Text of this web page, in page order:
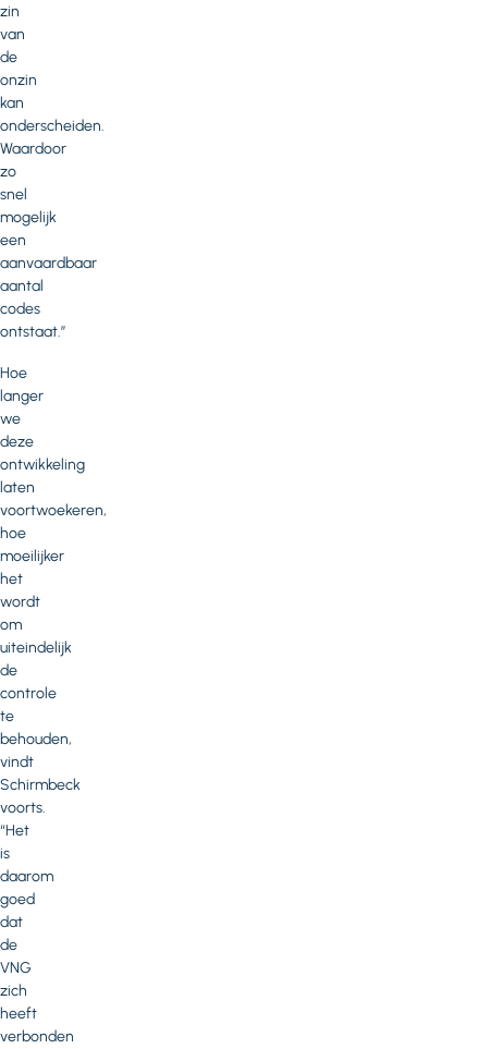
zin
van
de
onzin
kan
onderscheiden.
Waardoor
zo
snel
mogelijk
een
aanvaardbaar
aantal
codes
ontstaat.”
Hoe
langer
we
deze
ontwikkeling
laten
voortwoekeren,
hoe
moeilijker
het
wordt
om
uiteindelijk
de
controle
te
behouden,
vindt
Schirmbeck
voorts.
“Het
is
daarom
goed
dat
de
VNG
zich
heeft
verbonden